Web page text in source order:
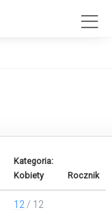
Kategoria:
Kobiety
Rocznik
12 / 12